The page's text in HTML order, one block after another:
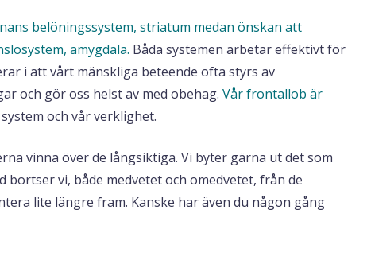
belöningssystem, striatum medan önskan att
amygdala. Båda systemen arbetar effektivt för
i att vårt mänskliga beteende ofta styrs av
och gör oss helst av med obehag. Vår frontallob är
och vår verklighet.
vinna över de långsiktiga. Vi byter gärna ut det som
vi, både medvetet och omedvetet, från de
lite längre fram. Kanske har även du någon gång